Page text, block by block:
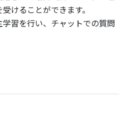
けることができます。
習を行い、チャットでの質問